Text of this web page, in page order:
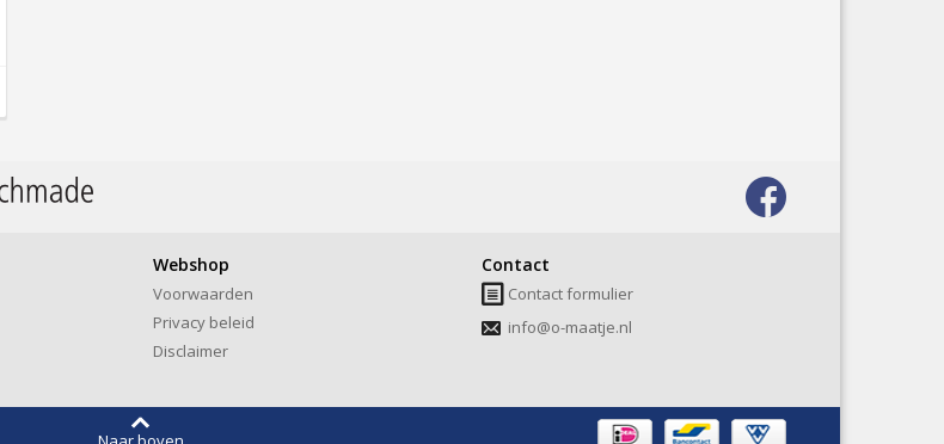
Webshop
Voorwaarden
Privacy beleid
Disclaimer
Contact
Contact formulier
info@o-maatje.nl